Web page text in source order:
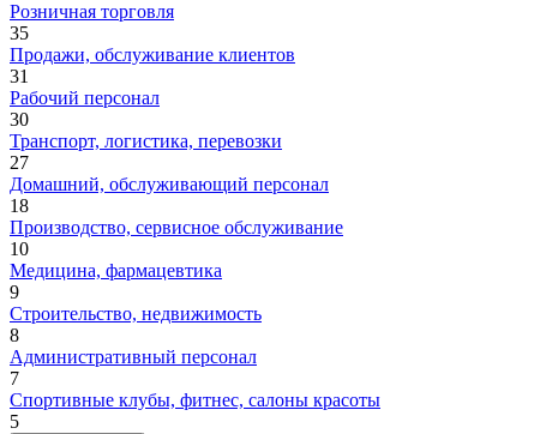
Розничная торговля
35
Продажи, обслуживание клиентов
31
Рабочий персонал
30
Транспорт, логистика, перевозки
27
Домашний, обслуживающий персонал
18
Производство, сервисное обслуживание
10
Медицина, фармацевтика
9
Строительство, недвижимость
8
Административный персонал
7
Спортивные клубы, фитнес, салоны красоты
5